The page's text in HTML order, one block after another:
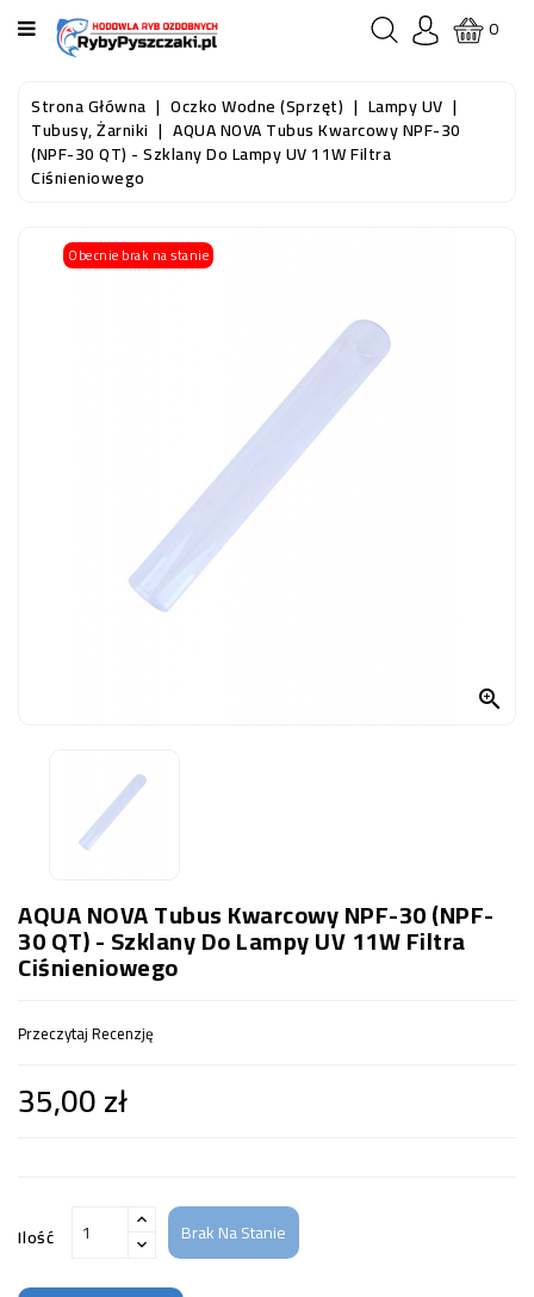
KATEGORIA
STRONA
GŁÓWNA
RYBY
RYBY
0
Strona Główna Oczko Wodne (sprzęt) Lampy UV
Tubusy, Żarniki AQUA NOVA Tubus Kwarcowy NPF-30
(NPF-30 QT) - Szklany Do Lampy UV 11W Filtra
Ciśnieniowego
Obecnie brak na stanie

AQUA NOVA Tubus Kwarcowy NPF-30 (NPF-
30 QT) - Szklany Do Lampy UV 11W Filtra
Ciśnieniowego
Przeczytaj Recenzję
35,00 zł
Ilość Brak Na Stanie